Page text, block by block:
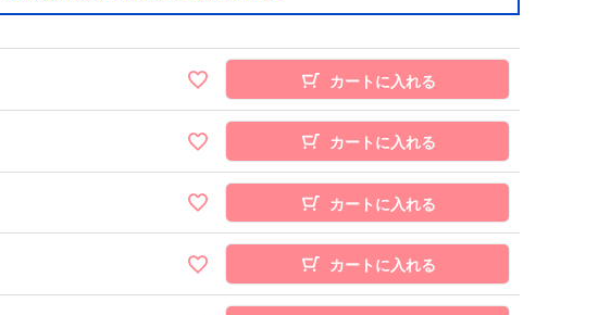
カートに入れる
カートに入れる
カートに入れる
カートに入れる